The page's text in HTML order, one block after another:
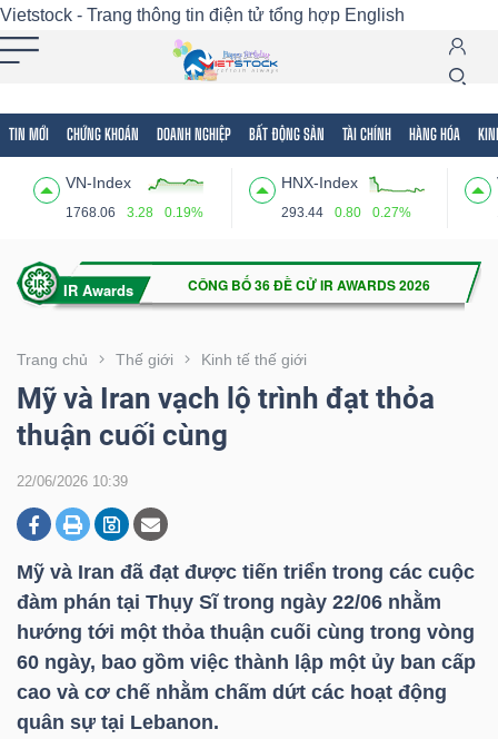
Vietstock - Trang thông tin điện tử tổng hợp English
TIN MỚI CHỨNG KHOÁN DOANH NGHIỆP BẤT ĐỘNG SẢN TÀI CHÍNH HÀNG HÓA
VN-Index
1768.06 3.28 0.19%
HNX-Index
293.44 0.80 0.27%
Trang chủ Thế giới Kinh tế thế giới
Mỹ và Iran vạch lộ trình đạt thỏa
thuận cuối cùng
22/06/2026 10:39
Mỹ và Iran đã đạt được tiến triển trong các cuộc
đàm phán tại Thụy Sĩ trong ngày 22/06 nhằm
hướng tới một thỏa thuận cuối cùng trong vòng
60 ngày, bao gồm việc thành lập một ủy ban cấp
cao và cơ chế nhằm chấm dứt các hoạt động
quân sự tại Lebanon.
Tất cả Tính năng Ngành Mã chứng khoán
Tính
(-)
VIETSTOCK
CHỨNG
DOANH
NGHIỆP